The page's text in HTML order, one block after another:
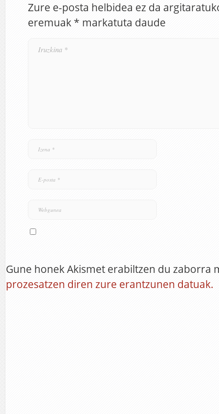
Zure e-posta helbidea ez da
eremuak * markatuta daude
Gune honek Akismet erabiltzen du zaborra
prozesatzen diren zure erantzunen datuak.